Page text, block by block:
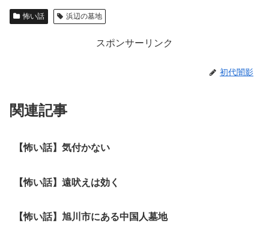
怖い話 浜辺の墓地
スポンサーリンク
初代闇影
関連記事
【怖い話】気付かない
【怖い話】遠吠えは効く
【怖い話】旭川市にある中国人墓地